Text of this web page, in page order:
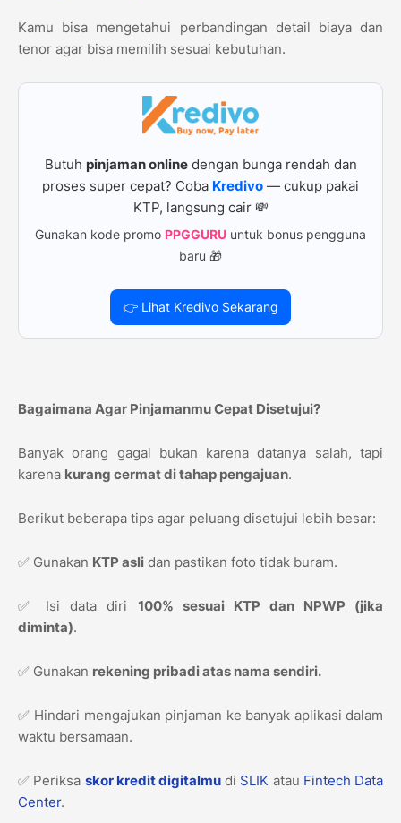
Kamu bisa mengetahui perbandingan detail biaya dan
tenor agar bisa memilih sesuai kebutuhan.
Butuh pinjaman onlinedengan bunga rendah dan
proses super cepat? Coba Kredivo — cukup pakai
KTP, langsung cair 💸
Gunakan kode promo PPGGURU untuk bonus pengguna
baru 🎁
👉 Lihat Kredivo Sekarang
Bagaimana Agar Pinjamanmu Cepat Disetujui?
Banyak orang gagal bukan karena datanya salah, tapi
karena kurang cermat di tahap pengajuan.
Berikut beberapa tips agar peluang disetujui lebih besar:
✅ Gunakan KTP asli dan pastikan foto tidak buram.
✅ Isi data diri 100% sesuai KTP dan NPWP (jika
diminta).
✅ Gunakan rekening pribadi atas nama sendiri.
✅ Hindari mengajukan pinjaman ke banyak aplikasi dalam
waktu bersamaan.
✅ Periksa skor kredit digitalmu di SLIK atau Fintech Data
Center.